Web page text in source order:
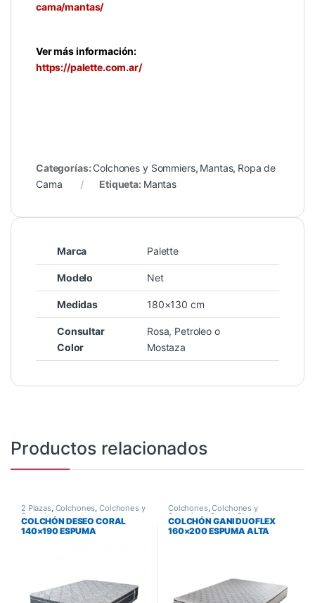
cama/mantas/
Ver más información:
https://palette.com.ar/
Categorías: Colchones y Sommiers, Mantas, Ropa de
Cama
Etiqueta: Mantas
Marca Palette
Modelo Net
Medidas 180×130 cm
Consultar
Color
Rosa, Petroleo o
Mostaza
Productos relacionados
2 Plazas, Colchones,Colchones y
Sommiers
COLCHÓN DESEO CORAL
140×190 ESPUMA
Colchones,Colchones y
Sommiers ,Queen Size
COLCHÓN GANI DUOFLEX
160×200 ESPUMA ALTA